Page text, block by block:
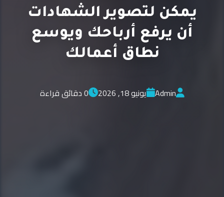
يمكن لتصوير الشهادات
أن يرفع أرباحك ويوسع
نطاق أعمالك
Admin يونيو 18, 2026 0 دقائق قراءة